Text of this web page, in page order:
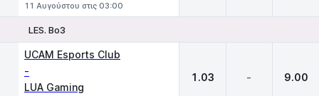
11 Αυγούστου στις 03:00
LES. Bo3
UCAM Esports Club
-
LUA Gaming
1.03 - 9.00